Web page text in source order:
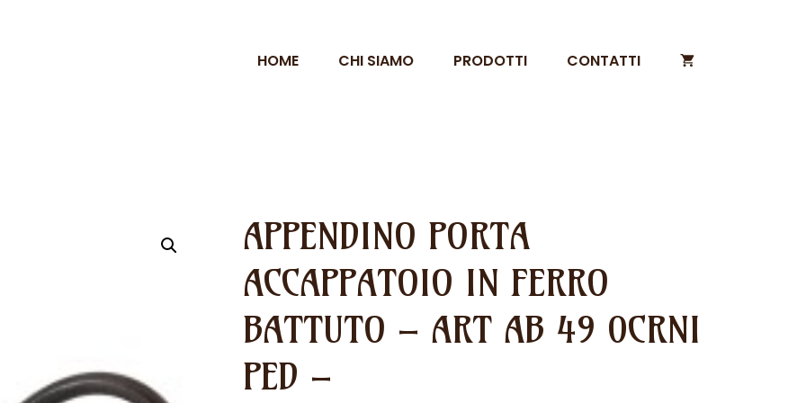
HOME CHI SIAMO PRODOTTI CONTATTI
APPENDINO PORTA
ACCAPPATOIO IN FERRO
BATTUTO – ART AB 49 0CRNI
PED –